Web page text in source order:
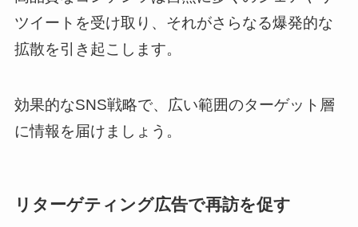
ツイートを受け取り、それがさらなる爆発的な
拡散を引き起こします。
効果的なSNS戦略で、広い範囲のターゲット層
に情報を届けましょう。
リターゲティング広告で再訪を促す